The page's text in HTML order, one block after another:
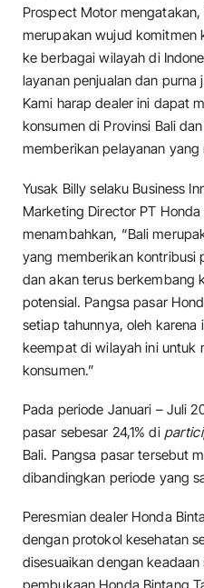
Prospect Motor
merupakan wujud komitmen
ke berbagai wilayah di
layanan penjualan dan
Kami harap dealer ini dapat
konsumen di Provinsi Bali
memberikan pelayanan yang
Yusak Billy selaku Business
Marketing Director PT
menambahkan, “Bali
yang memberikan kontribusi
dan akan terus berkembang
potensial. Pangsa pasar
setiap tahunnya, oleh
keempat di wilayah ini untuk
konsumen.”
Pada periode Januari – Juli
pasar sebesar 24,1% di
Bali. Pangsa pasar tersebut
dibandingkan periode yang
Peresmian dealer Honda
dengan protokol kesehatan
disesuaikan dengan keadaan